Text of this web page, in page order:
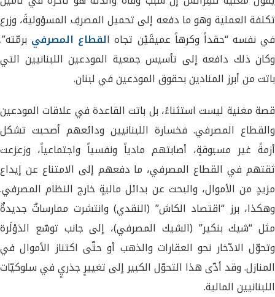
تكلفة العملية وهو ما دفعه إلى تحميل المصرفِ المسؤوليةَ، وزرع
في نفسه “حقداً وكرهاً عميقَيْن تجاه القطاع المصرفي برمّته”.
وكان ذلك دافعه إلى تأسيس جمعية المودعين اللبنانيين التي
باتت من أبرز المنادين بحقوق المودعين في لبنان.
قصة مغنية ليست استثناءً، بل باتت القاعدة في علاقات المودعين
والقطاع المصرفي. فخسارة اللبنانيين ودائعهم أصحبت تشكل
أزمةً غير مسبوقةٍ، أصابتهم مادياً ونفسياً واجتماعياً، وزعزعت
ثقتهم في القطاع المصرفي، ما دفعهم إلى الامتناع عن إيداع
مزيدٍ من الأموال، والبحث عن بدائل ماليةٍ خارج النظام المصرفي.
وهكذا، برز “اقتصاد الكاش” (النقدي) وانتشرت ممارساتٌ جديدةٌ
مثل “شيك بنكير” (الشيك المصرفي)، إلى جانب توسّع الدَوْلَرة
وتحوّل الادّخار نحو العقارات والذهب أو حتّى اكتناز الأموال في
المنازل. وقد أدّى هذا التحوّل الكبير إلى تغييرٍ جذريٍ في سلوكيّات
اللبنانيين المالية.